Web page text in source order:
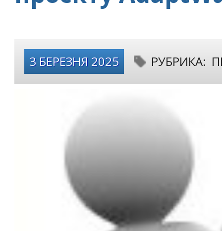
3 БЕРЕЗНЯ 2025 РУБРИКА: